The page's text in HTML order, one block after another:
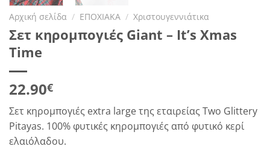
Αρχική σελίδα / ΕΠΟΧΙΑΚΑ / Χριστουγεννιάτικα
Σετ κηρομπογιές Giant – It’s Xmas
Time
22.90€
Σετ κηρομπογιές extra large της εταιρείας Two Glittery
Pitayas. 100% φυτικές κηρομπογιές από φυτικό κερί
ελαιόλαδου.